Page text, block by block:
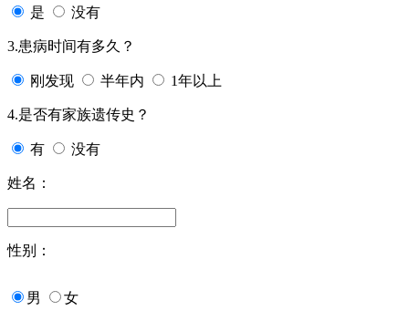
是 没有
3.患病时间有多久？
刚发现 半年内 1年以上
4.是否有家族遗传史？
有 没有
姓名：
性别：
男 女